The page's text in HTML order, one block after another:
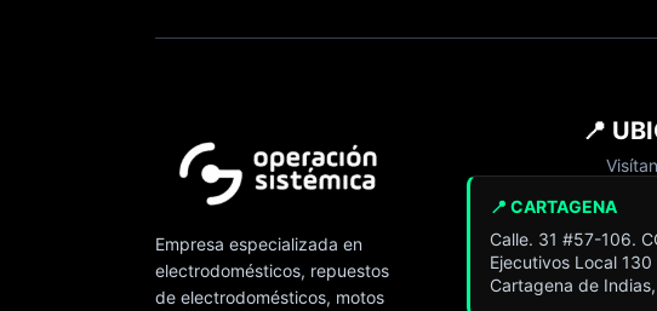
Empresa especializada en
electrodomésticos, repuestos
de electrodomésticos, motos
📍
📍 CARTAGENA
Calle. 31 #57-106.
Ejecutivos Local 130
Cartagena de